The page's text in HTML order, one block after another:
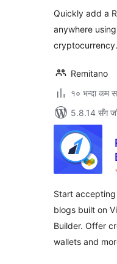
Quickly add a
anywhere
cryptocurrency.
Remitano
१० भन्दा कम
5.8.14 सँग
Start
blogs built on
Builder. Offer
wallets and